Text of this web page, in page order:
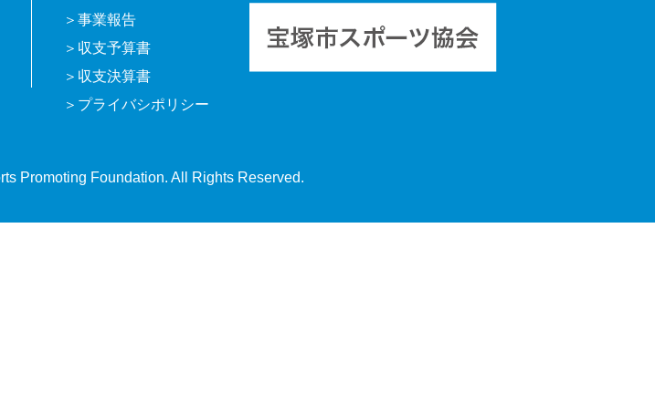
事業報告
収支予算書
収支決算書
プライバシポリシー
Promoting Foundation. All Rights Reserved.